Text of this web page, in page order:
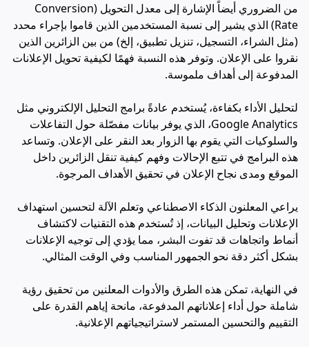
من الضروري أيضاً الإشارة إلى معدل التحويل (Conversion
Rate) الذي يشير إلى نسبة المستخدمين الذين قاموا بإجراء محدد
(مثل الشراء، التسجيل، تنزيل تطبيق، إلخ) من بين الزائرين الذين
نقروا على الإعلان. وتوفر هذه النسبة فهمًا لكيفية تحويل الإعلانات
المدفوعة إلى أهداف ملموسة.
لتحليل الأداء بكفاءة، يُستخدم عادةً برامج التحليل الإلكتروني مثل
Google Analytics، الذي يوفر بيانات مفصّلة حول التفاعلات
والسلوكيات التي يقوم بها الزوار بعد النقر على الإعلان. وتساعد
هذه البرامج في تتبع الإحالات وفهم كيفية تنقل الزائرين داخل
الموقع ومدى نجاح الإعلان في تحقيق الأهداف المرجوة.
يراعي المعلنون الذكاء الاصطناعي وتعلم الآلة لتحسين استهداف
الإعلانات وتحليل البيانات، إذ تُستخدم هذه التقنيات لاكتشاف
أنماط واتجاهات قد تفوت البشر، مما يؤدي إلى توجيه الإعلانات
بشكل أكثر دقة نحو الجمهور المناسب وفي الوقت المثالي.
في النهاية، تمكن هذه الطرق والأدوات المعلنين من تحقيق رؤية
شاملة حول أداء إعلاناتهم المدفوعة، مانحة إياهم القدرة على
التقييم والتحسين المستمر لاستراتيجياتهم الإعلانية.